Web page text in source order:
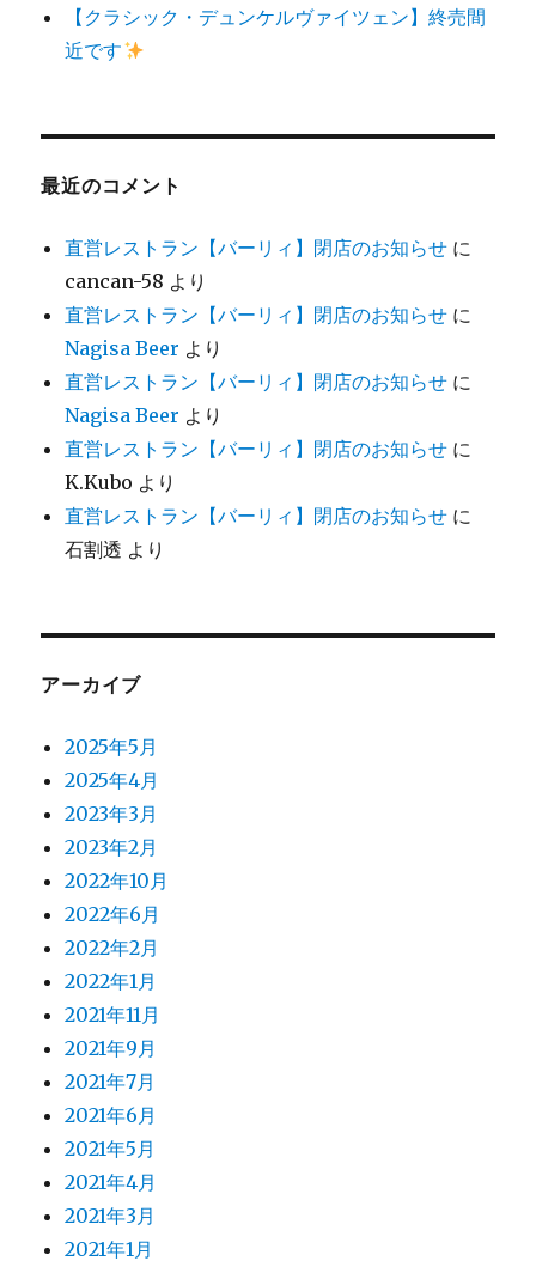
【クラシック・デュンケルヴァイツェン】終売間
近です
最近のコメント
直営レストラン【バーリィ】閉店のお知らせ に
cancan-58 より
直営レストラン【バーリィ】閉店のお知らせ に
Nagisa Beer より
直営レストラン【バーリィ】閉店のお知らせ に
Nagisa Beer より
直営レストラン【バーリィ】閉店のお知らせ に
K.Kubo より
直営レストラン【バーリィ】閉店のお知らせ に
石割透 より
アーカイブ
2025年5月
2025年4月
2023年3月
2023年2月
2022年10月
2022年6月
2022年2月
2022年1月
2021年11月
2021年9月
2021年7月
2021年6月
2021年5月
2021年4月
2021年3月
2021年1月